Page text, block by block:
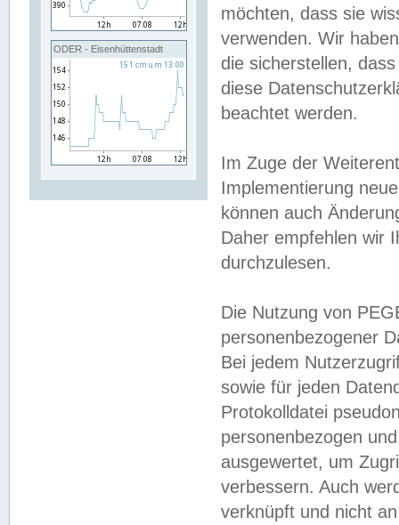
ODER - Eisenhüttenstadt
möchten, dass sie
verwenden. Wir
die sicherstellen,
diese
beachtet werden.
Im Zuge der
Implementierung
können auch
Daher empfehlen wir
durchzulesen.
Die Nutzung von
personenbezogener
Bei jedem
sowie für jeden
Protokolldatei
personenbezogen
ausgewertet, um
verbessern. Auch
verknüpft und nicht